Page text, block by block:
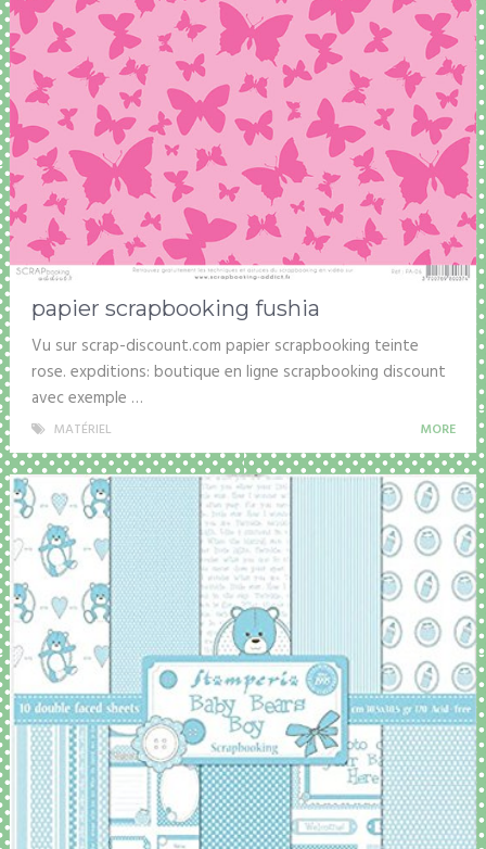
papier scrapbooking fushia
Vu sur scrap-discount.com papier scrapbooking teinte
rose. expditions: boutique en ligne scrapbooking discount
avec exemple …
MATÉRIEL MORE